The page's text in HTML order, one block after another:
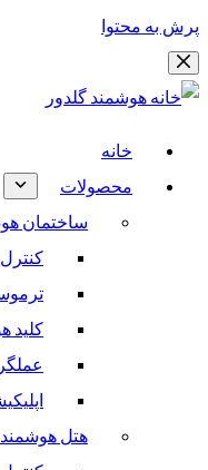
پرش به محتوا
خانه
محصولات
ساختمان
کلید
هتل هوشمند